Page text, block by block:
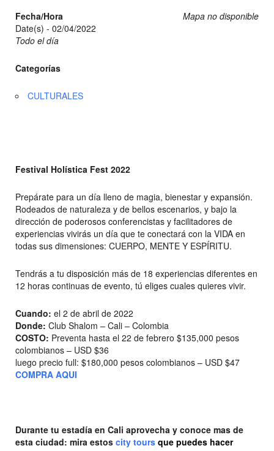
Mapa no disponible
Fecha/Hora
Date(s) - 02/04/2022
Todo el día
Categorías
CULTURALES
Festival Holística Fest 2022
Prepárate para un día lleno de magia, bienestar y expansión.
Rodeados de naturaleza y de bellos escenarios, y bajo la
dirección de poderosos conferencistas y facilitadores de
experiencias vivirás un día que te conectará con la VIDA en
todas sus dimensiones: CUERPO, MENTE Y ESPÍRITU.
Tendrás a tu disposición más de 18 experiencias diferentes en
12 horas continuas de evento, tú eliges cuales quieres vivir.
Cuando: el 2 de abril de 2022
Donde: Club Shalom – Cali – Colombia
COSTO: Preventa hasta el 22 de febrero $135,000 pesos
colombianos – USD $36
luego precio full: $180,000 pesos colombianos – USD $47
COMPRA AQUI
Durante tu estadía en Cali aprovecha y conoce mas de
esta ciudad: mira estos city tours que puedes hacer